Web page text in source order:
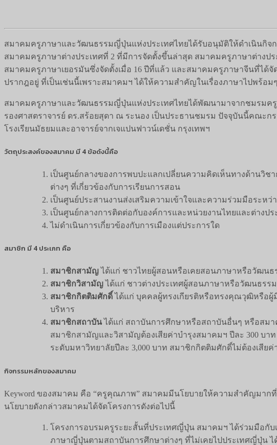
สมาคมครูภาษาและวัฒนธรรมญี่ปุ่นแห่งประเทศไทยได้รับอนุมัติให้ดำเนินกิจก
สมาคมครูภาษาต่างประเทศที่ 2 ที่มีการจัดตั้งขึ้นล่าสุด สมาคมครูภาษาต่างป
สมาคมครูภาษาเยอรมันซึ่งจัดตั้งเมื่อ 16 ปีที่แล้ว และสมาคมครูภาษาจีนที่ได้
ปรากฎอยู่ ที่เป็นเช่นนี้เพราะสมาคมฯ ได้ให้ความสำคัญในเรื่องภาษาไปพร้
สมาคมครูภาษาและวัฒนธรรมญี่ปุ่นแห่งประเทศไทยได้พัฒนามาจากชมรมค
รองศาสตราจารย์ ดร.สร้อยสุดา ณ ระนอง เป็นประธานชมรม ปัจจุบันนี้คณ
โรงเรียนมัธยมและอาจารย์จากเจแปนฟาวน์เดชั่น กรุงเทพฯ
วัตถุประสงค์ของสมาคม มี 4 ข้อดังนี้คือ
เป็นศูนย์กลางของการพบปะแลกเปลี่ยนความคิดเห็นทางด้านวิ
ต่างๆ ที่เกี่ยวข้องกับการเรียนการสอน
เป็นศูนย์ประสานงานส่งเสริมความเข้าใจและความร่วมมือระหว่
เป็นศูนย์กลางการติดต่อกับองค์การและหน่วยงานไทยและต่างปร
ไม่ดำเนินการเกี่ยวข้องกับการเมืองแต่ประการใด
สมาชิก มี 4 ประเภท คือ
สมาชิกสามัญได้แก่ ชาวไทยผู้สอนหรือเคยสอนภาษาหรือวัฒน
สมาชิกวิสามัญได้แก่ ชาวต่างประเทศผู้สอนภาษาหรือวัฒนธร
สมาชิกกิตติมศักดิ์ได้แก่ บุคคลผู้ทรงเกียรติหรือทรงคุณวุฒิหรือ
บริหาร
สมาชิกสถาบันได้แก่ สถาบันการศึกษาหรือสถาบันอื่นๆ หรือสมา
สมาชิกสามัญและวิสามัญต้องเสียค่าบำรุงสมาคมฯ ปีละ 300 บา
ระดับมหาวิทยาลัยปีละ 3,000 บาท สมาชิกกิตติมศักดิ์ไม่ต้องเสียค่
กิจกรรมหลักของสมาคม
Keyword ของสมาคม คือ “ครูคุณภาพ” สมาคมมีนโยบายให้ความสำคัญมาก
นโยบายดังกล่าวสมาคมได้จัดโครงการดังต่อไปนี้
โครงการอบรมครูระยะสั้นที่ประเทศญี่ปุ่น สมาคมฯ ได้ร่วมมือกั
ภาษาญี่ปุ่นตามสถาบันการศึกษาต่างๆ ที่ไม่เคยไปประเทศญี่ปุ่น